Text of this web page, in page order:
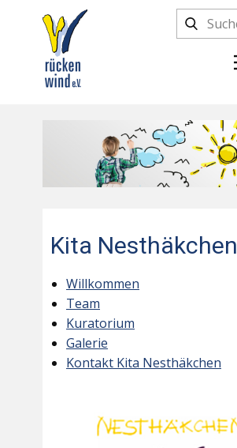
Kita Nesthäkchen
Willkommen
Team
Kuratorium
Galerie
Kontakt Kita Nesthäkchen